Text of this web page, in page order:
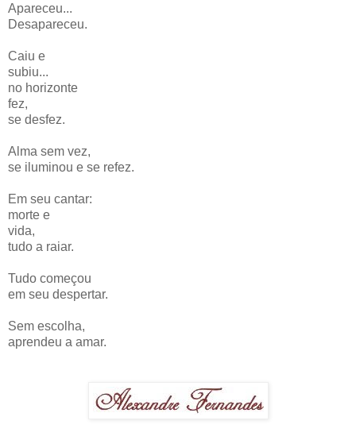
Apareceu...
Desapareceu.
Caiu e
subiu...
no horizonte
fez,
se desfez.
Alma sem vez,
se iluminou e se refez.
Em seu cantar:
morte e
vida,
tudo a raiar.
Tudo começou
em seu despertar.
Sem escolha,
aprendeu a amar.